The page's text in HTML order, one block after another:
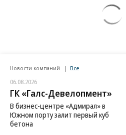
Новости компаний
06.08.2026
ГК «Галс-Девелопмент»
В бизнес-центре «Адмирал» в
Южном порту залит первый куб